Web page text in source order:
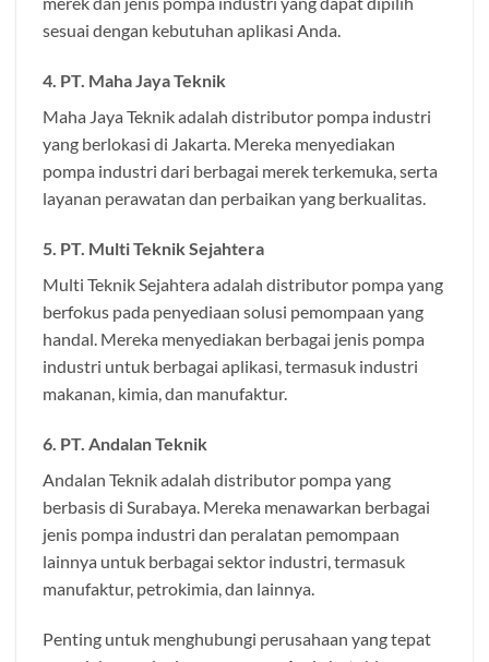
sesuai dengan kebutuhan aplikasi Anda.
4. PT. Maha Jaya Teknik
Maha Jaya Teknik adalah distributor pompa industri
yang berlokasi di Jakarta. Mereka menyediakan
pompa industri dari berbagai merek terkemuka, serta
layanan perawatan dan perbaikan yang berkualitas.
5. PT. Multi Teknik Sejahtera
Multi Teknik Sejahtera adalah distributor pompa yang
berfokus pada penyediaan solusi pemompaan yang
handal. Mereka menyediakan berbagai jenis pompa
industri untuk berbagai aplikasi, termasuk industri
makanan, kimia, dan manufaktur.
6. PT. Andalan Teknik
Andalan Teknik adalah distributor pompa yang
berbasis di Surabaya. Mereka menawarkan berbagai
jenis pompa industri dan peralatan pemompaan
lainnya untuk berbagai sektor industri, termasuk
manufaktur, petrokimia, dan lainnya.
Penting untuk menghubungi perusahaan yang tepat